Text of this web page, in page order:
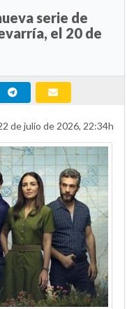
serie de
el 20 de
de julio de 2026, 22:34h